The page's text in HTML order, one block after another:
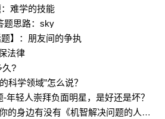
略，来延长你的回答时间。
找一个口语伙伴，这样做既能
可以通过互相反馈来提升口语
难学的技能
题思路：sky
】：朋友间的争执
法律
久?
科学领域”怎么说？
年轻人崇拜负面明星，是好还是坏？
的身边有没有《机智解决问题的人》